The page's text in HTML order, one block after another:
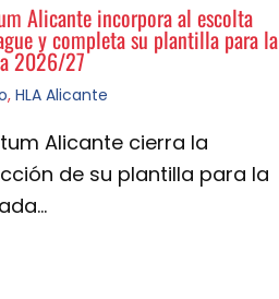
Alicante incorpora al escolta
y completa su plantilla para la
2026/27
, HLA Alicante
Alicante cierra la
de su plantilla para la